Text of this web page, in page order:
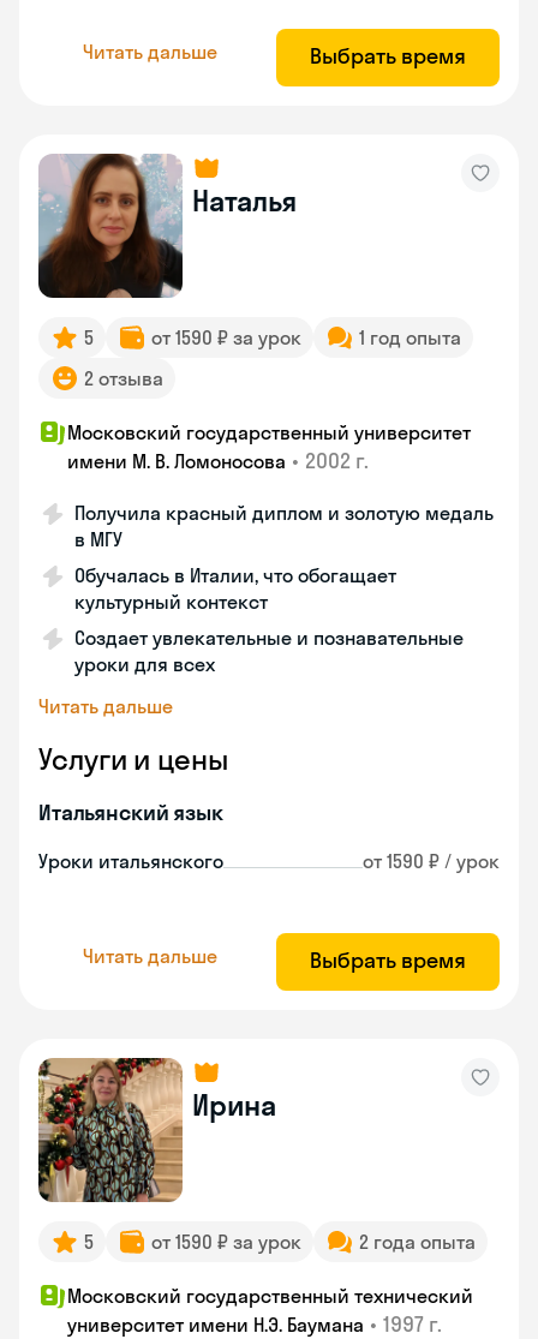
Читать дальше Выбрать время
Наталья
5 от 1590 ₽ за урок
1 год опыта
2 отзыва
Московский государственный университет
имени М. В. Ломоносова • 2002 г.
Получила красный диплом и золотую медаль
в МГУ
Обучалась в Италии, что обогащает
культурный контекст
Создает увлекательные и познавательные
уроки для всех
Читать дальше
Услуги и цены
Итальянский язык
Уроки итальянского от 1590 ₽ / урок
Читать дальше Выбрать время
Ирина
5 от 1590 ₽ за урок 2 года опыта
Московский государственный технический
университет имени Н.Э. Баумана • 1997 г.